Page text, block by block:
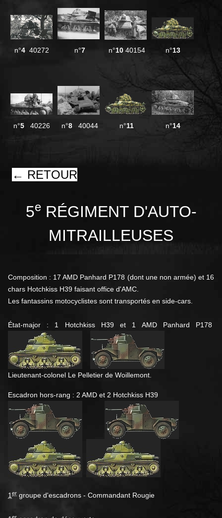
n°440272 n°7 n°10 40154 n°13
n°540226 n°840044 n°11 n°14
← RETOUR
5eRÉGIMENT D'AUTO-
MITRAILLEUSES
Composition : 17 AMD Panhard P178 (dont une non armée) et 16
chars Hotchkiss H39 faisant office d'AMC.
Les fantassins motocyclistes sont transportés en side-cars.
État-major : 1 Hotchkiss H39 et 1 AMD Panhard P178
Lieutenant-colonel Le Pelletier de Woillemont.
Escadron hors-rang : 2 AMD et 2 Hotchkiss H39
1 er groupe d'escadrons - Commandant Rougie